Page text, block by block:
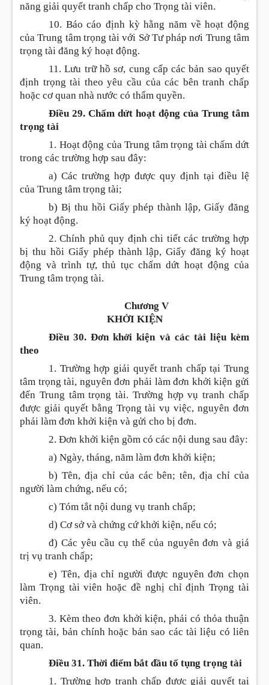
năng giải quyết tranh chấp cho Trọng tài viên.
10. Báo cáo định kỳ hằng năm về hoạt động
của Trung tâm trọng tài với Sở Tư pháp nơi Trung tâm
trọng tài đăng ký hoạt động.
11. Lưu trữ hồ sơ, cung cấp các bản sao quyết
định trọng tài theo yêu cầu của các bên tranh chấp
hoặc cơ quan nhà nước có thẩm quyền.
Điều 29. Chấm dứt hoạt động của Trung tâm
trọng tài
1. Hoạt động của Trung tâm trọng tài chấm dứt
trong các trường hợp sau đây:
a) Các trường hợp được quy định tại điều lệ
của Trung tâm trọng tài;
b) Bị thu hồi Giấy phép thành lập, Giấy đăng
ký hoạt động.
2. Chính phủ quy định chi tiết các trường hợp
bị thu hồi Giấy phép thành lập, Giấy đăng ký hoạt
động và trình tự, thủ tục chấm dứt hoạt động của
Trung tâm trọng tài.
Chương V
KHỞI KIỆN
Điều 30. Đơn khởi kiện và các tài liệu kèm
theo
1. Trường hợp giải quyết tranh chấp tại Trung
tâm trọng tài, nguyên đơn phải làm đơn khởi kiện gửi
đến Trung tâm trọng tài. Trường hợp vụ tranh chấp
được giải quyết bằng Trọng tài vụ việc, nguyên đơn
phải làm đơn khởi kiện và gửi cho bị đơn.
2. Đơn khởi kiện gồm có các nội dung sau đây:
a) Ngày, tháng, năm làm đơn khởi kiện;
b) Tên, địa chỉ của các bên; tên, địa chỉ của
người làm chứng, nếu có;
c) Tóm tắt nội dung vụ tranh chấp;
d) Cơ sở và chứng cứ khởi kiện, nếu có;
đ) Các yêu cầu cụ thể của nguyên đơn và giá
trị vụ tranh chấp;
e) Tên, địa chỉ người được nguyên đơn chọn
làm Trọng tài viên hoặc đề nghị chỉ định Trọng tài
viên.
3. Kèm theo đơn khởi kiện, phải có thỏa thuận
trọng tài, bản chính hoặc bản sao các tài liệu có liên
quan.
Điều 31. Thời điểm bắt đầu tố tụng trọng tài
1. Trường hợp tranh chấp được giải quyết tại